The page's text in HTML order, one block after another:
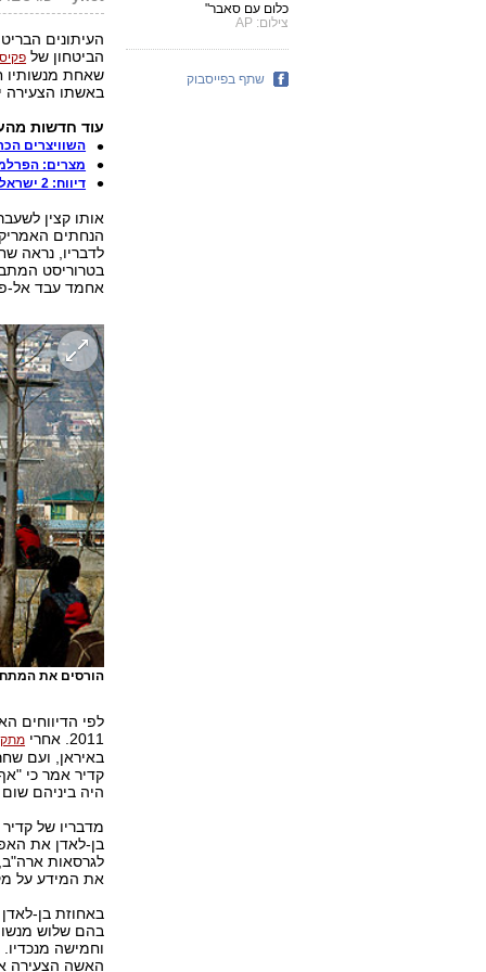
העיתונים
הביטחון של
שאחת מנשותיו
באשתו הצעירה
עוד חדשות
השוויצרים
מצרים:
דיווח: 2 ישראלים "דיברו על איראן" במטוס ונעצרו
אותו קצין
הנחתים
לדבריו, נראה
בטרוריסט
אחמד עבד אל-
הורסים את
לפי הדיווחים
2011. אחרי
מתקפת
קדיר אמר כי
היה ביניהם
מדבריו של
בן-לאדן את
לגרסאות
את המידע על
בהם שלוש
וחמישה
האשה הצעירה
כלום עם סאבר"
צילום: AP
שתף בפייסבוק